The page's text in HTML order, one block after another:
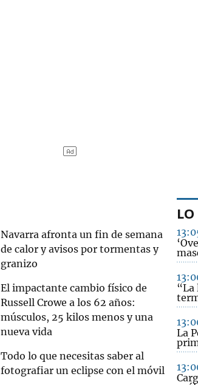
Navarra afronta un fin de semana
de calor y avisos por tormentas y
granizo
El impactante cambio físico de
Russell Crowe a los 62 años:
músculos, 25 kilos menos y una
nueva vida
Todo lo que necesitas saber al
fotografiar un eclipse con el móvil
“La
La